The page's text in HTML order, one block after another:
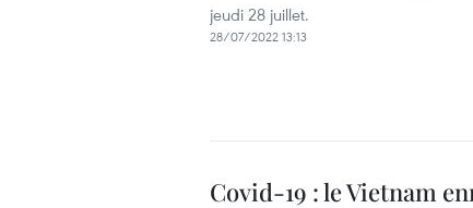
jeudi 28 juillet.
28/07/2022 13:13
Covid-19 : le Vietnam